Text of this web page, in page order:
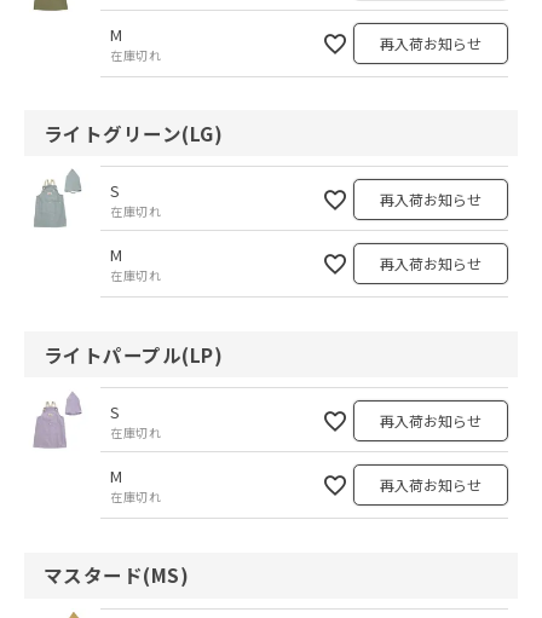
M
在庫切れ
再入荷お知らせ
ライトグリーン(LG)
S
在庫切れ
再入荷お知らせ
M
在庫切れ
再入荷お知らせ
ライトパープル(LP)
S
在庫切れ
再入荷お知らせ
M
在庫切れ
再入荷お知らせ
マスタード(MS)